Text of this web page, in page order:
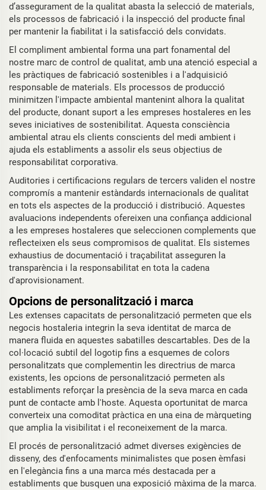
d’assegurament de la qualitat abasta la selecció de materials,
els processos de fabricació i la inspecció del producte final
per mantenir la fiabilitat i la satisfacció dels convidats.
El compliment ambiental forma una part fonamental del
nostre marc de control de qualitat, amb una atenció especial a
les pràctiques de fabricació sostenibles i a l'adquisició
responsable de materials. Els processos de producció
minimitzen l'impacte ambiental mantenint alhora la qualitat
del producte, donant suport a les empreses hostaleres en les
seves iniciatives de sostenibilitat. Aquesta consciència
ambiental atrau els clients conscients del medi ambient i
ajuda els establiments a assolir els seus objectius de
responsabilitat corporativa.
Auditories i certificacions regulars de tercers validen el nostre
compromís a mantenir estàndards internacionals de qualitat
en tots els aspectes de la producció i distribució. Aquestes
avaluacions independents ofereixen una confiança addicional
a les empreses hostaleres que seleccionen complements que
reflecteixen els seus compromisos de qualitat. Els sistemes
exhaustius de documentació i traçabilitat asseguren la
transparència i la responsabilitat en tota la cadena
d'aprovisionament.
Opcions de personalització i marca
Les extenses capacitats de personalització permeten que els
negocis hostaleria integrin la seva identitat de marca de
manera fluida en aquestes sabatilles descartables. Des de la
col·locació subtil del logotip fins a esquemes de colors
personalitzats que complementin les directrius de marca
existents, les opcions de personalització permeten als
establiments reforçar la presència de la seva marca en cada
punt de contacte amb l'hoste. Aquesta oportunitat de marca
converteix una comoditat pràctica en una eina de màrqueting
que amplia la visibilitat i el reconeixement de la marca.
El procés de personalització admet diverses exigències de
disseny, des d'enfocaments minimalistes que posen èmfasi
en l'elegància fins a una marca més destacada per a
establiments que busquen una exposició màxima de la marca.